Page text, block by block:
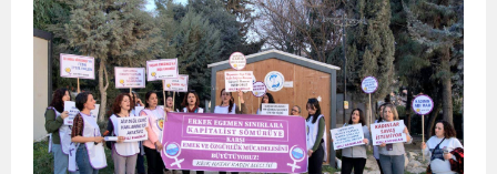
DUYURUSU
21:40 CEYLANDERE’DE BAŞKAN EMRAH
KARAÇAY’A SEVGİ SELİ
18:22 BAŞKAN SAMİ ÜSTÜN’DEN